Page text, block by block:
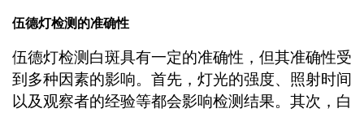
伍德灯检测的准确性
伍德灯检测白斑具有一定的准确性，但其准确性受
到多种因素的影响。首先，灯光的强度、照射时间
以及观察者的经验等都会影响检测结果。其次，白